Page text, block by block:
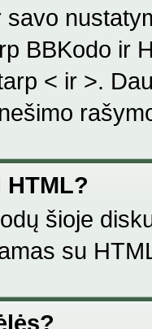
savo
BBKodo ir
< ir >.
šioje
su